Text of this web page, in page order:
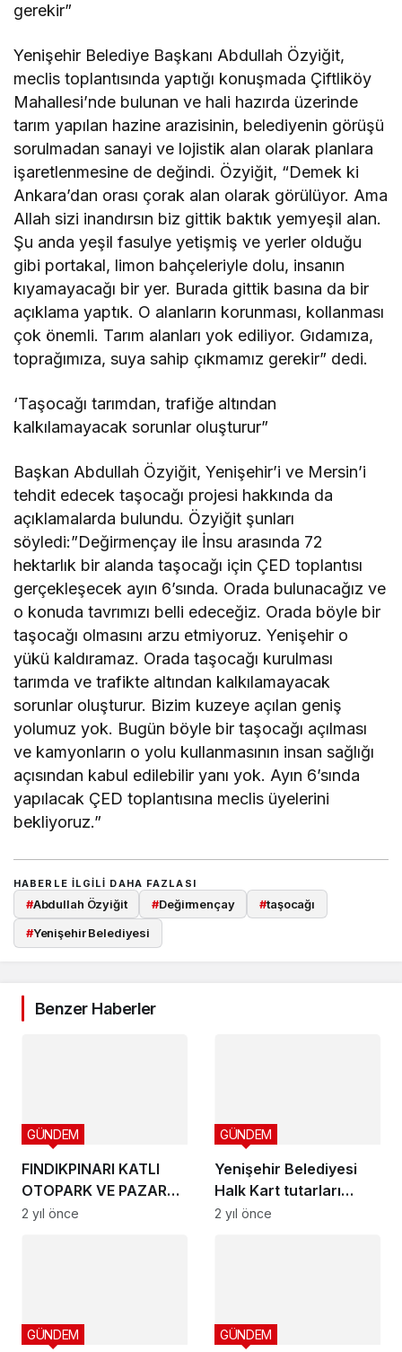
gerekir”
Yenişehir Belediye Başkanı Abdullah Özyiğit,
meclis toplantısında yaptığı konuşmada Çiftliköy
Mahallesi’nde bulunan ve hali hazırda üzerinde
tarım yapılan hazine arazisinin, belediyenin görüşü
sorulmadan sanayi ve lojistik alan olarak planlara
işaretlenmesine de değindi. Özyiğit, “Demek ki
Ankara’dan orası çorak alan olarak görülüyor. Ama
Allah sizi inandırsın biz gittik baktık yemyeşil alan.
Şu anda yeşil fasulye yetişmiş ve yerler olduğu
gibi portakal, limon bahçeleriyle dolu, insanın
kıyamayacağı bir yer. Burada gittik basına da bir
açıklama yaptık. O alanların korunması, kollanması
çok önemli. Tarım alanları yok ediliyor. Gıdamıza,
toprağımıza, suya sahip çıkmamız gerekir” dedi.
‘Taşocağı tarımdan, trafiğe altından
kalkılamayacak sorunlar oluşturur”
Başkan Abdullah Özyiğit, Yenişehir’i ve Mersin’i
tehdit edecek taşocağı projesi hakkında da
açıklamalarda bulundu. Özyiğit şunları
söyledi:”Değirmençay ile İnsu arasında 72
hektarlık bir alanda taşocağı için ÇED toplantısı
gerçekleşecek ayın 6’sında. Orada bulunacağız ve
o konuda tavrımızı belli edeceğiz. Orada böyle bir
taşocağı olmasını arzu etmiyoruz. Yenişehir o
yükü kaldıramaz. Orada taşocağı kurulması
tarımda ve trafikte altından kalkılamayacak
sorunlar oluşturur. Bizim kuzeye açılan geniş
yolumuz yok. Bugün böyle bir taşocağı açılması
ve kamyonların o yolu kullanmasının insan sağlığı
açısından kabul edilebilir yanı yok. Ayın 6’sında
yapılacak ÇED toplantısına meclis üyelerini
bekliyoruz.”
HABERLE ILGILI DAHA FAZLASI
#Abdullah Özyiğit #Değirmençay #taşocağı
#Yenişehir Belediyesi
Benzer Haberler
FINDIKPINARI KATLI
OTOPARK VE PAZAR
YERİ AÇILIŞI İLE PAKET
GÜNDEM
2 yıl önce
Yenişehir Belediyesi
Halk Kart tutarları
hesaplara yatırıldı
GÜNDEM
2 yıl önce
GÜNDEM GÜNDEM